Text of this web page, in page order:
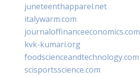
juneteenthapparel.net
italywarm.com
journaloffinanceeconomics.com
kvk-kumari.org
foodscienceandtechnology.com
scisportsscience.com